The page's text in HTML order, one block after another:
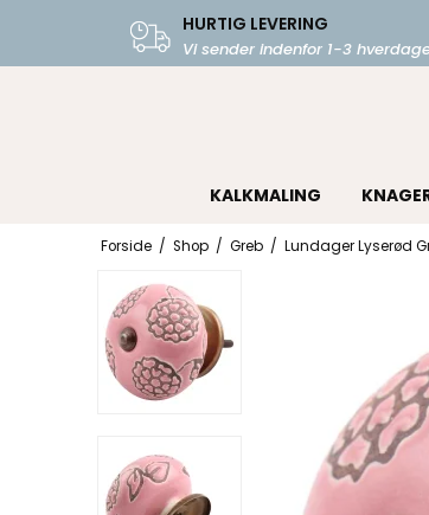
HURTIG LEVERING
Vi sender indenfor 1-3
KALKMALING
Forside / Shop / Greb / Lundager Lyserød